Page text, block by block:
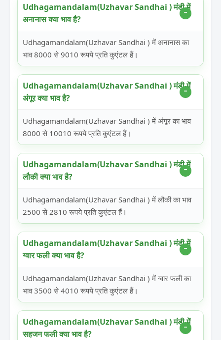
Udhagamandalam(Uzhavar Sandhai ) मंडी में
अनानास क्या भाव है?
Udhagamandalam(Uzhavar Sandhai ) में अनानास का
भाव 8000 से 9010 रूपये प्रति कुएंटल हैं।
Udhagamandalam(Uzhavar Sandhai ) मंडी में
अंगूर क्या भाव है?
Udhagamandalam(Uzhavar Sandhai ) में अंगूर का भाव
8000 से 10010 रूपये प्रति कुएंटल हैं।
Udhagamandalam(Uzhavar Sandhai ) मंडी में
लौकी क्या भाव है?
Udhagamandalam(Uzhavar Sandhai ) में लौकी का भाव
2500 से 2810 रूपये प्रति कुएंटल हैं।
Udhagamandalam(Uzhavar Sandhai ) मंडी में
ग्वार फली क्या भाव है?
Udhagamandalam(Uzhavar Sandhai ) में ग्वार फली का
भाव 3500 से 4010 रूपये प्रति कुएंटल हैं।
Udhagamandalam(Uzhavar Sandhai ) मंडी में
सहजन फली क्या भाव है?